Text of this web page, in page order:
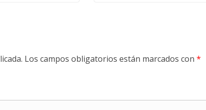
Los campos obligatorios están marcados con *